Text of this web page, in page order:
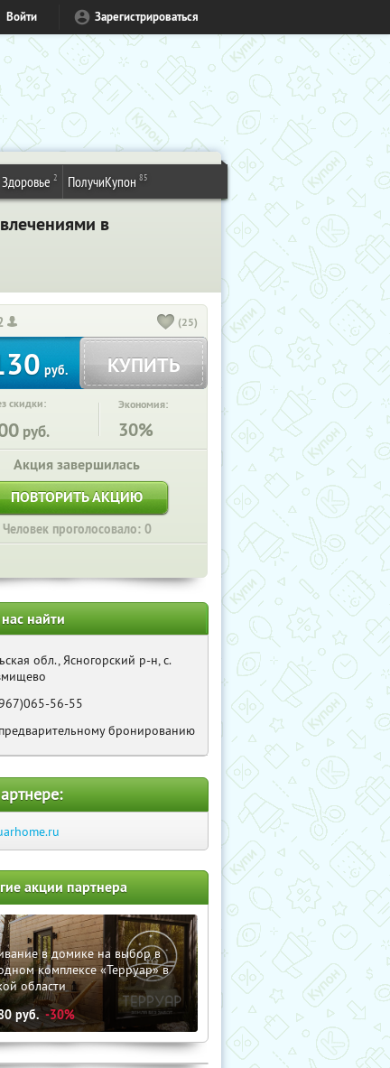
Войти Зарегистрироваться
Здоровье 2 ПолучиКупон 85
в
(25)
руб. КУПИТЬ
скидки:
руб.
Экономия:
30%
Акция завершилась
ПОВТОРИТЬ АКЦИЮ
Человек проголосовало: 0
найти
обл., Ясногорский р-н, с.
56-55
бронированию
акции партнера
в домике на выбор в
комплексе «Терруар» в
области
руб. -30%